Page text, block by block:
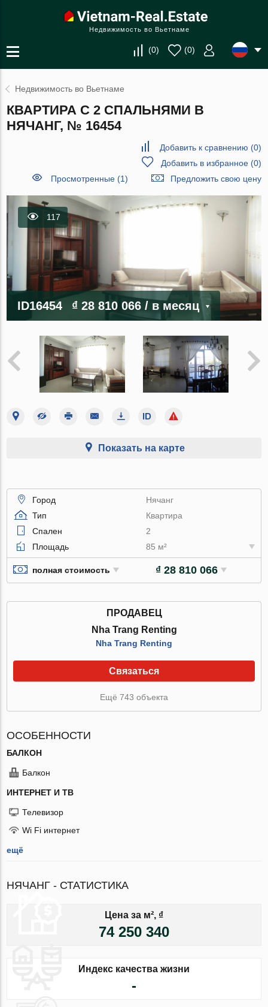
Недвижимость во Вьетнаме
(0) (0)
Недвижимость во Вьетнаме
КВАРТИРА С 2 СПАЛЬНЯМИ В
НЯЧАНГ, № 16454
Добавить к сравнению (0)
Добавить в избранное(0)
Просмотренные (1)
Предложить свою цену
117
ID16454 ₫ 28 810 066/ в месяц
Показать на карте
Город
Нячанг
Тип
Квартира
Спален
2
Площадь
85 м²
полная стоимость ₫ 28 810 066
ПРОДАВЕЦ
Nha Trang Renting
Nha Trang Renting
Связаться
Ещё 743 объекта
ОСОБЕННОСТИ
БАЛКОН
Балкон
ИНТЕРНЕТ И ТВ
Телевизор
Wi Fi интернет
ещё
НЯЧАНГ - СТАТИСТИКА
Цена за м², ₫
74 250 340
Индекс качества жизни
-